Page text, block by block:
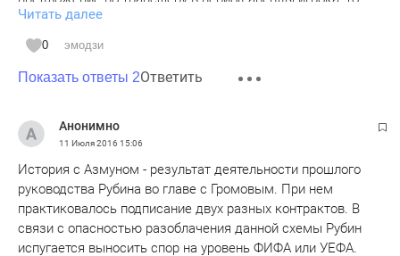
нужно согласие клуба, у которого в аренде игрок (опять из
же из условия договора, который представлен), т.е.
Ростов мог выкупить права на Азмуна за 5,5 млн. фунтов
когда он находился в аренде и за 2,5 млн. долларов после
Весь вопрос в том, действует ли это допсоглашение к
контракту.
Читать далее
0 эмодзи
Показать ответы 2Ответить
Анонимно
11 Июля 2016 15:06
История с Азмуном - результат деятельности прошлого
руководства Рубина во главе с Громовым. При нем
практиковалось подписание двух разных контрактов. В
связи с опасностью разоблачения данной схемы Рубин
испугается выносить спор на уровень ФИФА или УЕФА.